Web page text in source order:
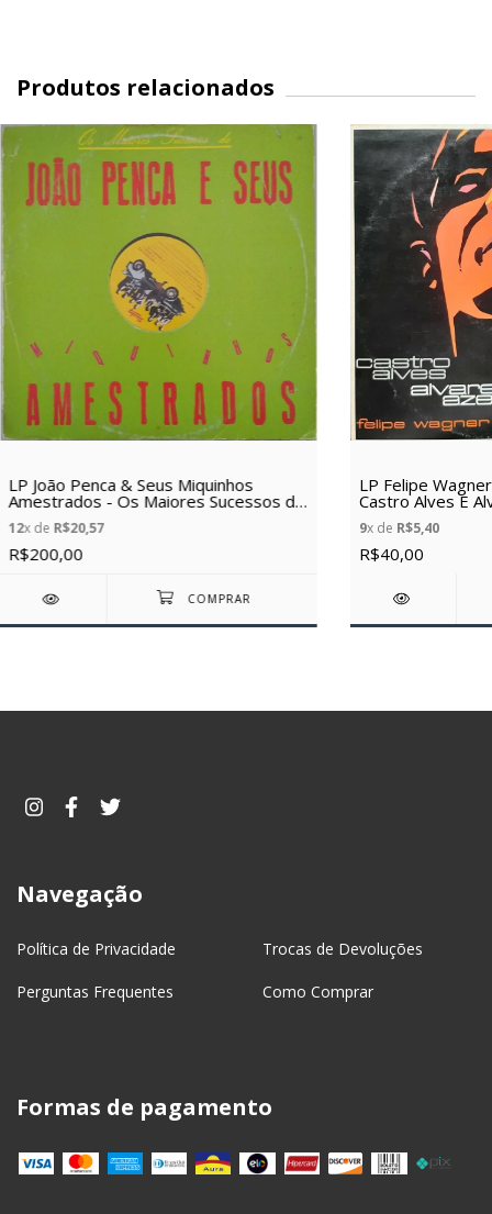
Produtos relacionados
LP João Penca & Seus Miquinhos
Amestrados - Os Maiores Sucessos de
(1983) (Vinil usado)
12x de R$20,57
R$200,00
LP Felipe
Castro Alves E
(1989) (Vinil
9x de R$5,40
R$40,00
Navegação
Política de Privacidade Trocas de Devoluções
Perguntas Frequentes Como Comprar
Formas de pagamento